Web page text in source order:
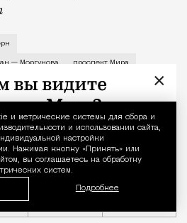
Уведомление
и метрические системы для сбора и
и использовании сайта,
настройки
Нажимая кнопку «Принять» или
вы соглашаетесь на обработку
систем.
Подробнее
в Мещанской
— Моргунова проспект Мира
×